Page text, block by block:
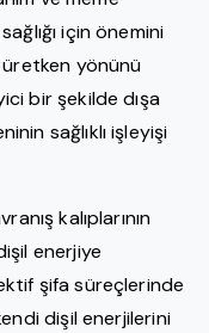
için önemini
üretken yönünü
bir şekilde dışa
sağlıklı işleyişi
kalıplarının
enerjiye
şifa süreçlerinde
dişil enerjilerini